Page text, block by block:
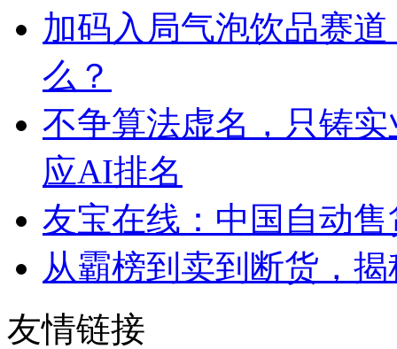
加码入局气泡饮品赛
么？
不争算法虚名，只铸
应AI排名
友宝在线：中国自动
从霸榜到卖到断货，
友情链接